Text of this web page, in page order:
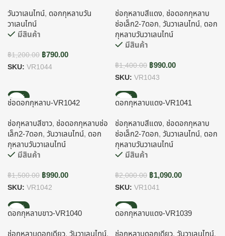
วันวาเลนไทน์, ดอกกุหลาบวัน
วาเลนไทน์
มีสินค้า
฿1,200.00 ฿790.00
SKU: VR1044
ช่อกุหลาบสีแดง, ช่อดอกกุหลาบ
ช่อเล็ก2-7ดอก, วันวาเลนไทน์, ดอก
กุหลาบวันวาเลนไทน์
มีสินค้า
฿1,400.00 ฿990.00
SKU: VR1043
-34%
ช่อดอกกุหลาบ-VR1042
ช่อกุหลาบสีขาว, ช่อดอกกุหลาบช่อ
เล็ก2-7ดอก, วันวาเลนไทน์, ดอก
กุหลาบวันวาเลนไทน์
มีสินค้า
฿1,500.00 ฿990.00
SKU: VR1042
-46%
ดอกกุหลาบแดง-VR1041
ช่อกุหลาบสีแดง, ช่อดอกกุหลาบ
ช่อเล็ก2-7ดอก, วันวาเลนไทน์, ดอก
กุหลาบวันวาเลนไทน์
มีสินค้า
฿2,000.00 ฿1,090.00
SKU: VR1041
-44%
ดอกกุหลาบขาว-VR1040
-44%
ดอกกุหลาบแดง-VR1039